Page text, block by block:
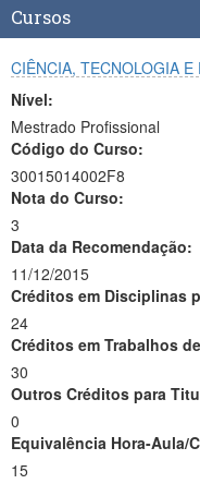
Cursos
CIÊNCIA, TECNOLOGIA E
Nível:
Mestrado Profissional
Código do Curso:
30015014002F8
Nota do Curso:
3
Data da Recomendação:
11/12/2015
Créditos em Disciplinas
24
Créditos em Trabalhos
30
Outros Créditos para
0
Equivalência Hora-Aula/
15